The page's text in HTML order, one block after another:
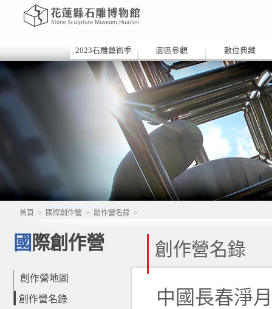
2023石雕藝術季 園區參觀 數位典藏
首頁 > 國際創作營 > 創作營名錄 >
國際創作營
創作營地圖
創作營名錄
創作營名錄
中國長春淨